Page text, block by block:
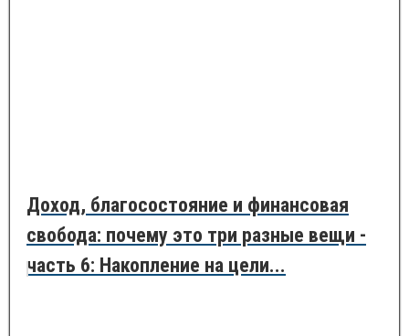
Доход, благосостояние и финансовая
свобода: почему это три разные вещи -
часть 6: Накопление на цели...